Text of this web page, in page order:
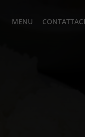
MENU CONTATTACI